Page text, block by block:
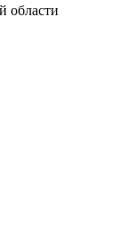
области